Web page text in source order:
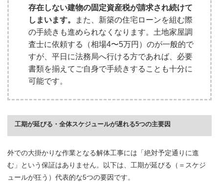
存在しない建物の固定資産税が請求され続けて
しまいます。
また、新築の住宅ローンを組む際
の手続きも進められなくなります。土地家屋調
査士に依頼する（相場4〜5万円）のが一般的で
すが、平日に法務局へ行ける方であれば、必要
書類を揃えてご自身で手続きすることも十分に
可能です。
工期が延びる・全体スケジュールが遅れる5つの主要因
外での大掛かりな作業となる解体工事には「絶対予定通りに進
む」という保証はありません。以下は、工期が延びる（＝スケジ
ュールが狂う）代表的な5つの要因です。